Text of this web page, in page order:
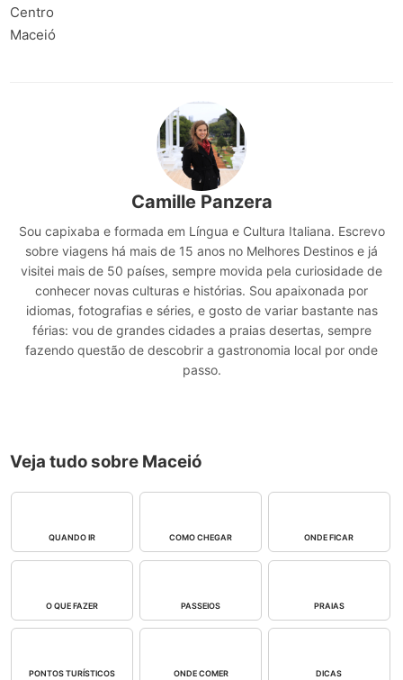
Centro
Maceió
Camille Panzera
Sou capixaba e formada em Língua e Cultura Italiana. Escrevo
sobre viagens há mais de 15 anos no Melhores Destinos e já
visitei mais de 50 países, sempre movida pela curiosidade de
conhecer novas culturas e histórias. Sou apaixonada por
idiomas, fotografias e séries, e gosto de variar bastante nas
férias: vou de grandes cidades a praias desertas, sempre
fazendo questão de descobrir a gastronomia local por onde
passo.
Veja tudo sobre Maceió
QUANDO IR COMO CHEGAR ONDE FICAR
O QUE FAZER PASSEIOS PRAIAS
PONTOS TURÍSTICOS ONDE COMER DICAS